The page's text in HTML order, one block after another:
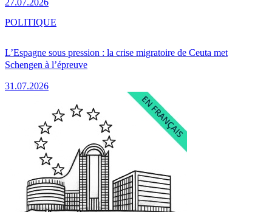
27.07.2026
L’Espagne sous pression : la crise migratoire de Ceuta met
Schengen à l’épreuve
31.07.2026
POLITIQUE